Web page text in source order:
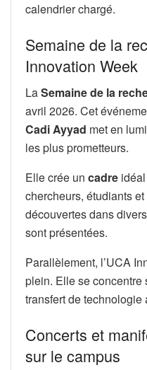
calendrier chargé.
Semaine de la
Innovation Week
LaSemaine de la
avril 2026. Cet
Cadi Ayyad met en
les plus prometteurs.
Elle crée un cadre
chercheurs, étudiants
découvertes dans
sont présentées.
Parallèlement, l’UCA
plein. Elle se concentre
transfert de technologie
Concerts et
sur le campus